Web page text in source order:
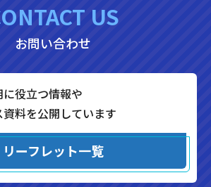
US
お問い合わせ
役立つ情報や
資料を公開しています
リーフレット一覧